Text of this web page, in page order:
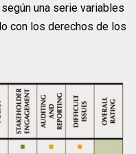
una serie variables
con los derechos de los